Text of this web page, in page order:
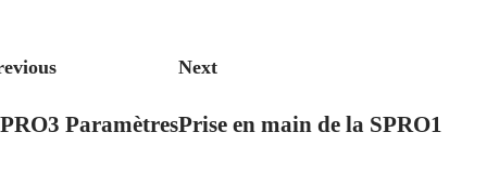
Paramètres
Next
Prise en main de la SPRO1